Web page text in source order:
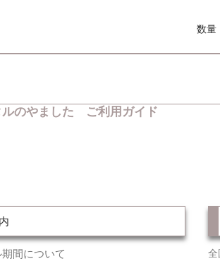
数量
ルのやました ご利用ガイド
間について
全